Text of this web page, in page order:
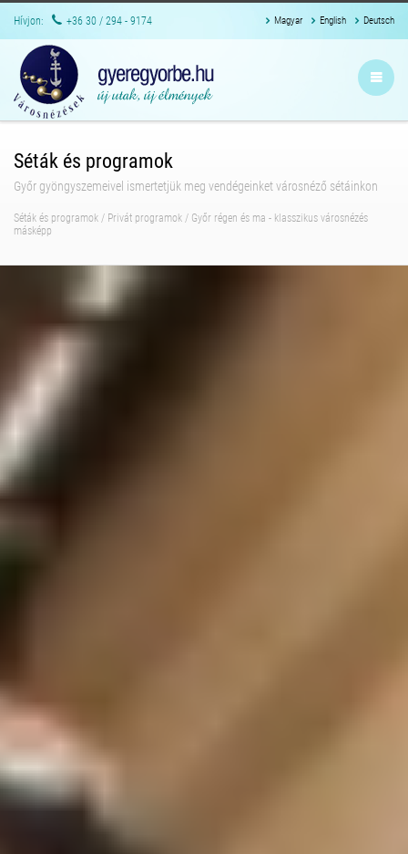
Hívjon: +36 30 / 294 - 9174 Magyar English Deutsch
Séták és programok
Győr gyöngyszemeivel ismertetjük meg vendégeinket városnéző sétáinkon
Séták és programok / Privát programok / Győr régen és ma - klasszikus városnézés
másképp